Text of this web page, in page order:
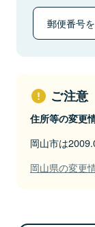
郵便番号
ご注意
住所等の変更
岡山市は
岡山県の変更